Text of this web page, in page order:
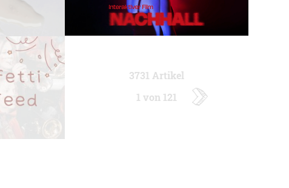
3731 Artikel
1 von 121